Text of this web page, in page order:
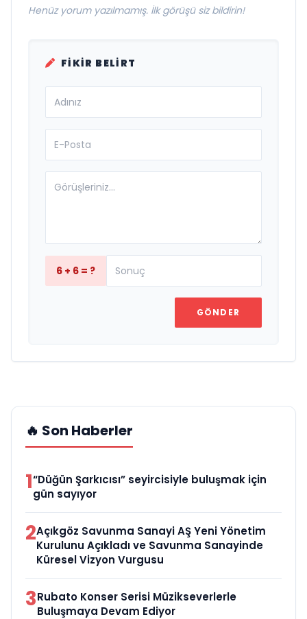
Henüz yorum yazılmamış. İlk görüşü siz bildirin!
FIKIR BELIRT
6 + 6 = ?
GÖNDER
🔥 Son Haberler
1“Düğün Şarkıcısı” seyircisiyle buluşmak için
gün sayıyor
2Açıkgöz Savunma Sanayi AŞ Yeni Yönetim
Kurulunu Açıkladı ve Savunma Sanayinde
Küresel Vizyon Vurgusu
3Rubato Konser Serisi Müzikseverlerle
Buluşmaya Devam Ediyor